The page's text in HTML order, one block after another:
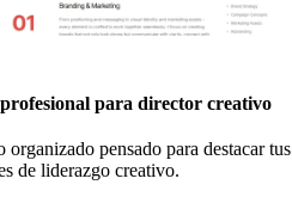
para director creativo
organizado pensado para destacar tus
de liderazgo creativo.